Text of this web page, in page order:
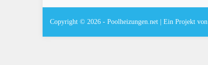
Copyright © 2026 - Poolheizungen.net | Ein Projekt von